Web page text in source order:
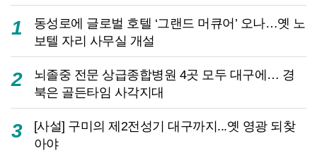
1
동성로에 글로벌 호텔 ‘그랜드 머큐어’ 오나…옛 노
보텔 자리 사무실 개설
2
뇌졸중 전문 상급종합병원 4곳 모두 대구에… 경
북은 골든타임 사각지대
3
[사설] 구미의 제2전성기 대구까지...옛 영광 되찾
아야